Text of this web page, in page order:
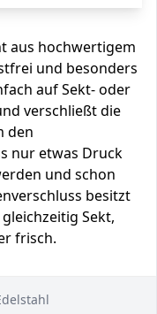
aus hochwertigem
und besonders
auf Sekt- oder
verschließt die
den
nur etwas Druck
und schon
besitzt
Sekt,
frisch.